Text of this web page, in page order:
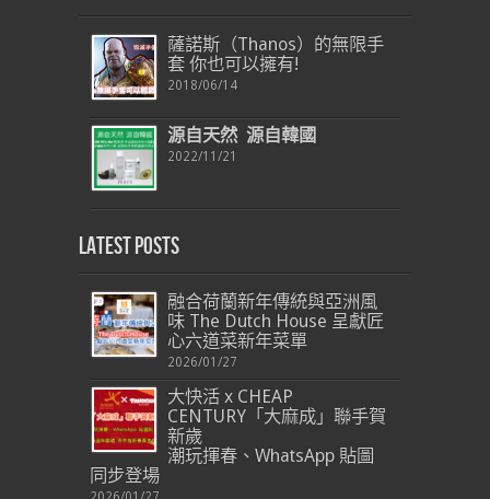
薩諾斯（Thanos）的無限手
套 你也可以擁有!
2018/06/14
源自天然 源自韓國
2022/11/21
Latest Posts
融合荷蘭新年傳統與亞洲風
味 The Dutch House 呈獻匠
心六道菜新年菜單
2026/01/27
大快活 x CHEAP
CENTURY「大麻成」聯手賀
新歲
潮玩揮春、WhatsApp 貼圖
同步登場